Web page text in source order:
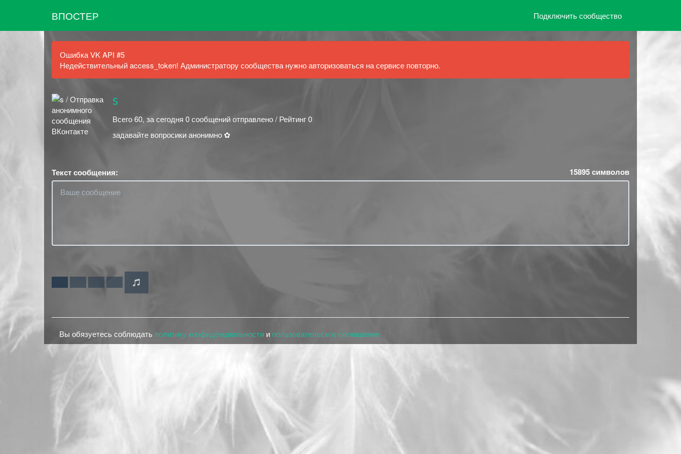
ВПОСТЕР Подключить сообщество
Ошибка VK API #5
Недействительный access_token! Администратору сообщества нужно авторизоваться на сервисе повторно.
s
Всего 60, за сегодня 0 сообщений отправлено / Рейтинг 0
задавайте вопросики анонимно ✿
Текст сообщения: 15895символов
Вы обязуетесь соблюдать политику конфиденциальности и пользовательское соглашение